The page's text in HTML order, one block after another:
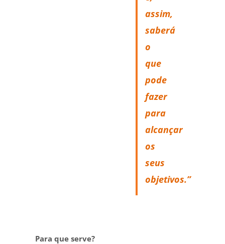
assim,
saberá
o
que
pode
fazer
para
alcançar
os
seus
objetivos.”
Para que serve?